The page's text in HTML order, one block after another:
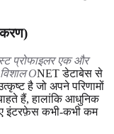
प्रोफाइलर एक और
ONET डेटाबेस से
है जो अपने परिणामों
हैं, हालांकि आधुनिक
इंटरफ़ेस कभी-कभी कम